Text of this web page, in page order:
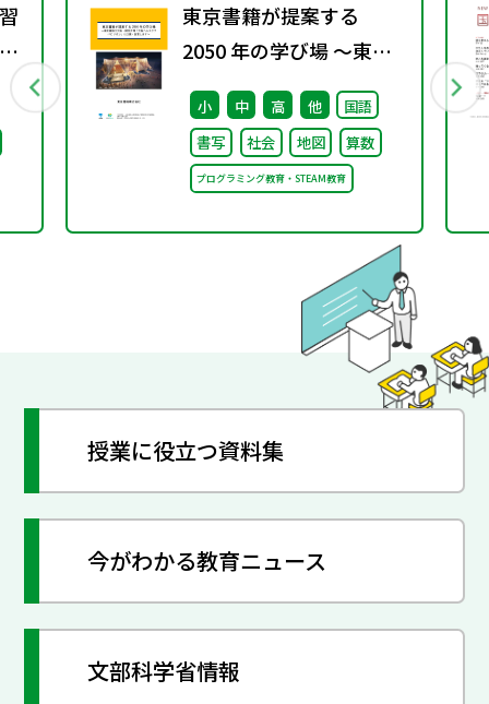
東京書籍が提案する
2050 年の学び場 ～東京
書籍は大阪・関西万博
「大阪ヘルスケア パビリ
オン」に出展・協賛しま
す～
小 中 高 他
国語
書写
社会 地図 算数
プログラミング教育・STEAM教育
授業に役立つ資料集
今がわかる教育ニュース
文部科学省情報